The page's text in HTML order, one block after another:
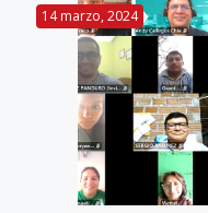
14 marzo, 2024